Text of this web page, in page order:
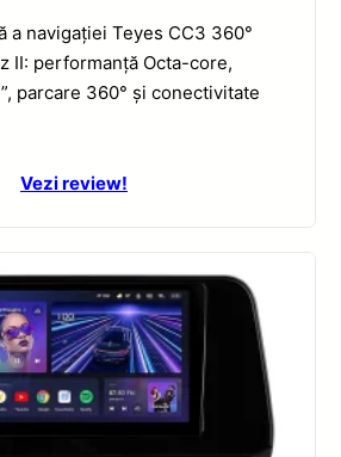
a navigației Teyes CC3 360°
II: performanță Octa-core,
parcare 360° și conectivitate
Vezi review!